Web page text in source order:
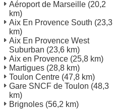
Aéroport de Marseille (20,2
km)
Aix En Provence South (23,3
km)
Aix En Provence West
Suburban (23,6 km)
Aix en Provence (25,8 km)
Martigues (28,8 km)
Toulon Centre (47,8 km)
Gare SNCF de Toulon (48,3
km)
Brignoles (56,2 km)